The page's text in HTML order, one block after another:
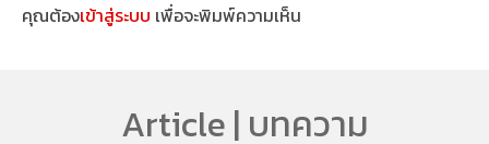
คุณต้องเข้าสู่ระบบ เพื่อจะพิมพ์ความเห็น
Article | บทความ